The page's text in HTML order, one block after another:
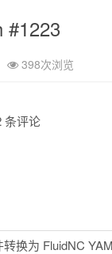
#1223
398次浏览
条评论
换为 FluidNC